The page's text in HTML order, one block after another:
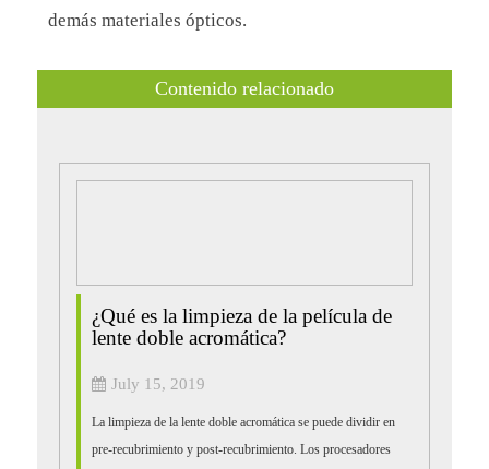
demás materiales ópticos.
Contenido relacionado
¿Qué es la limpieza de la película de
lente doble acromática?
July 15, 2019
La limpieza de la lente doble acromática se puede dividir en
pre-recubrimiento y post-recubrimiento. Los procesadores